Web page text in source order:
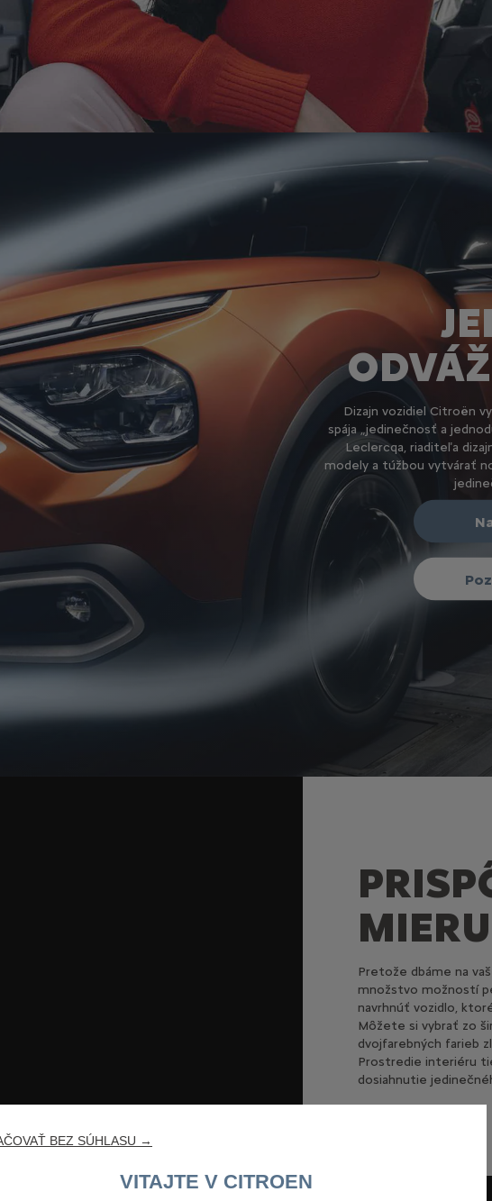
Dizajn vozidiel Citroën
spája „jedinečnosť a
Leclercqa, riaditeľa
modely a túžbou vytvárať
MIERU
Pretože dbáme na
množstvo možností
navrhnúť vozidlo,
Môžete si vybrať zo
dvojfarebných farieb
Prostredie interiéru
dosiahnutie
BEZ SÚHLASU →
VITAJTE V CITROEN